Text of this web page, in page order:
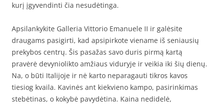
kurį įgyvendinti čia nesudėtinga.
Apsilankykite Galleria Vittorio Emanuele II ir galėsite
draugams pasigirti, kad apsipirkote viename iš seniausių
prekybos centrų. Šis pasažas savo duris pirmą kartą
pravėrė devyniolikto amžiaus viduryje ir veikia iki šių dienų.
Na, o būti Italijoje ir nė karto neparagauti tikros kavos
tiesiog kvaila. Kavinės ant kiekvieno kampo, pasirinkimas
stebėtinas, o kokybė pavydėtina. Kaina nedidelė,